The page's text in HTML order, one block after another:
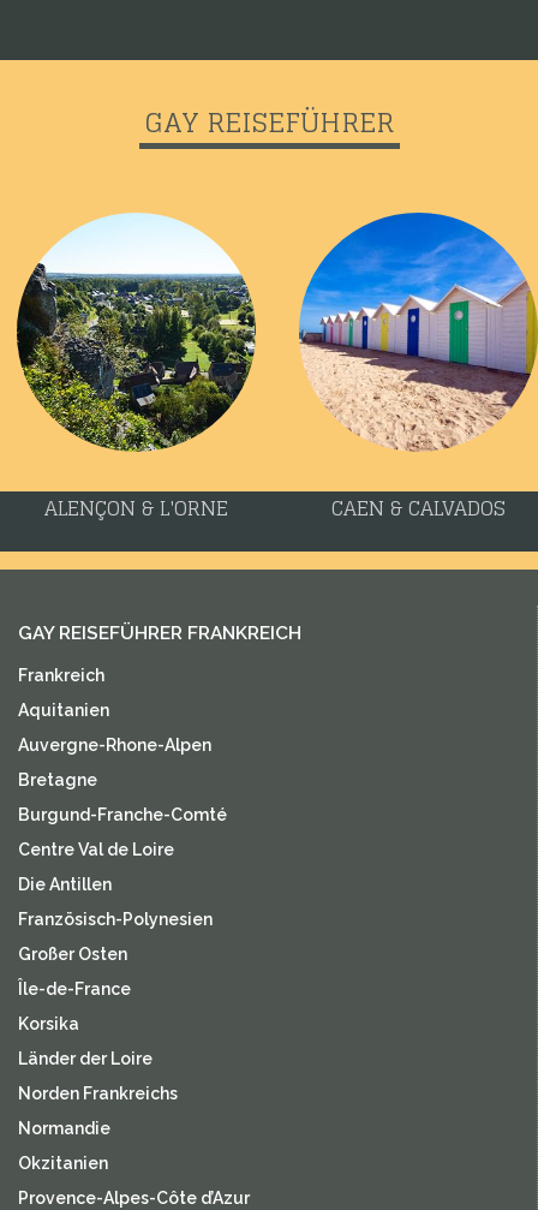
GAY REISEFÜHRER
ALENÇON & L'ORNE CAEN & CALVADOS
GAY REISEFÜHRER FRANKREICH
Frankreich
Aquitanien
Auvergne-Rhone-Alpen
Bretagne
Burgund-Franche-Comté
Centre Val de Loire
Die Antillen
Französisch-Polynesien
Großer Osten
Île-de-France
Korsika
Länder der Loire
Norden Frankreichs
Normandie
Okzitanien
Provence-Alpes-Côte d’Azur